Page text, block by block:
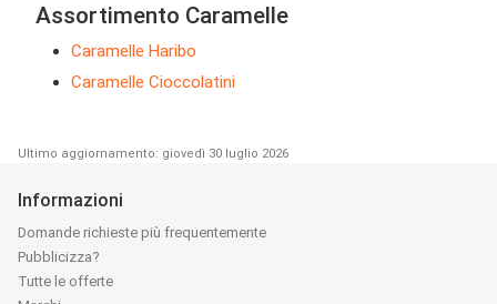
Assortimento Caramelle
Caramelle Haribo
Caramelle Cioccolatini
Ultimo aggiornamento: giovedì 30 luglio 2026
Informazioni
Domande richieste più frequentemente
Pubblicizza?
Tutte le offerte